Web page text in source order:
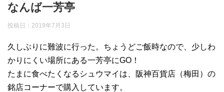
なんば一芳亭
投稿日： 2019年7月3日
久しぶりに難波に行った。ちょうどご飯時なので、少しわ
かりにくい場所にある一芳亭にGO！
たまに食べたくなるシュウマイは、阪神百貨店（梅田）の
銘店コーナーで購入しています。